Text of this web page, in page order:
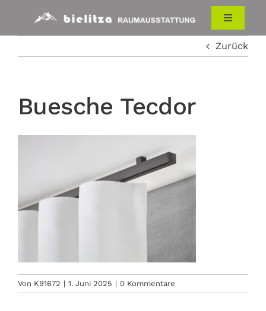
springen
Toggle
Zurück
Buesche Tecdor
Von K91672 | 1. Juni 2025 | 0 Kommentare